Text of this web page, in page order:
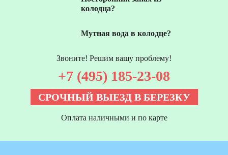
колодца?
Мутная вода в колодце?
Звоните! Решим вашу проблему!
+7 (495) 185-23-08
СРОЧНЫЙ ВЫЕЗД В БЕРЕЗКУ
Оплата наличными и по карте